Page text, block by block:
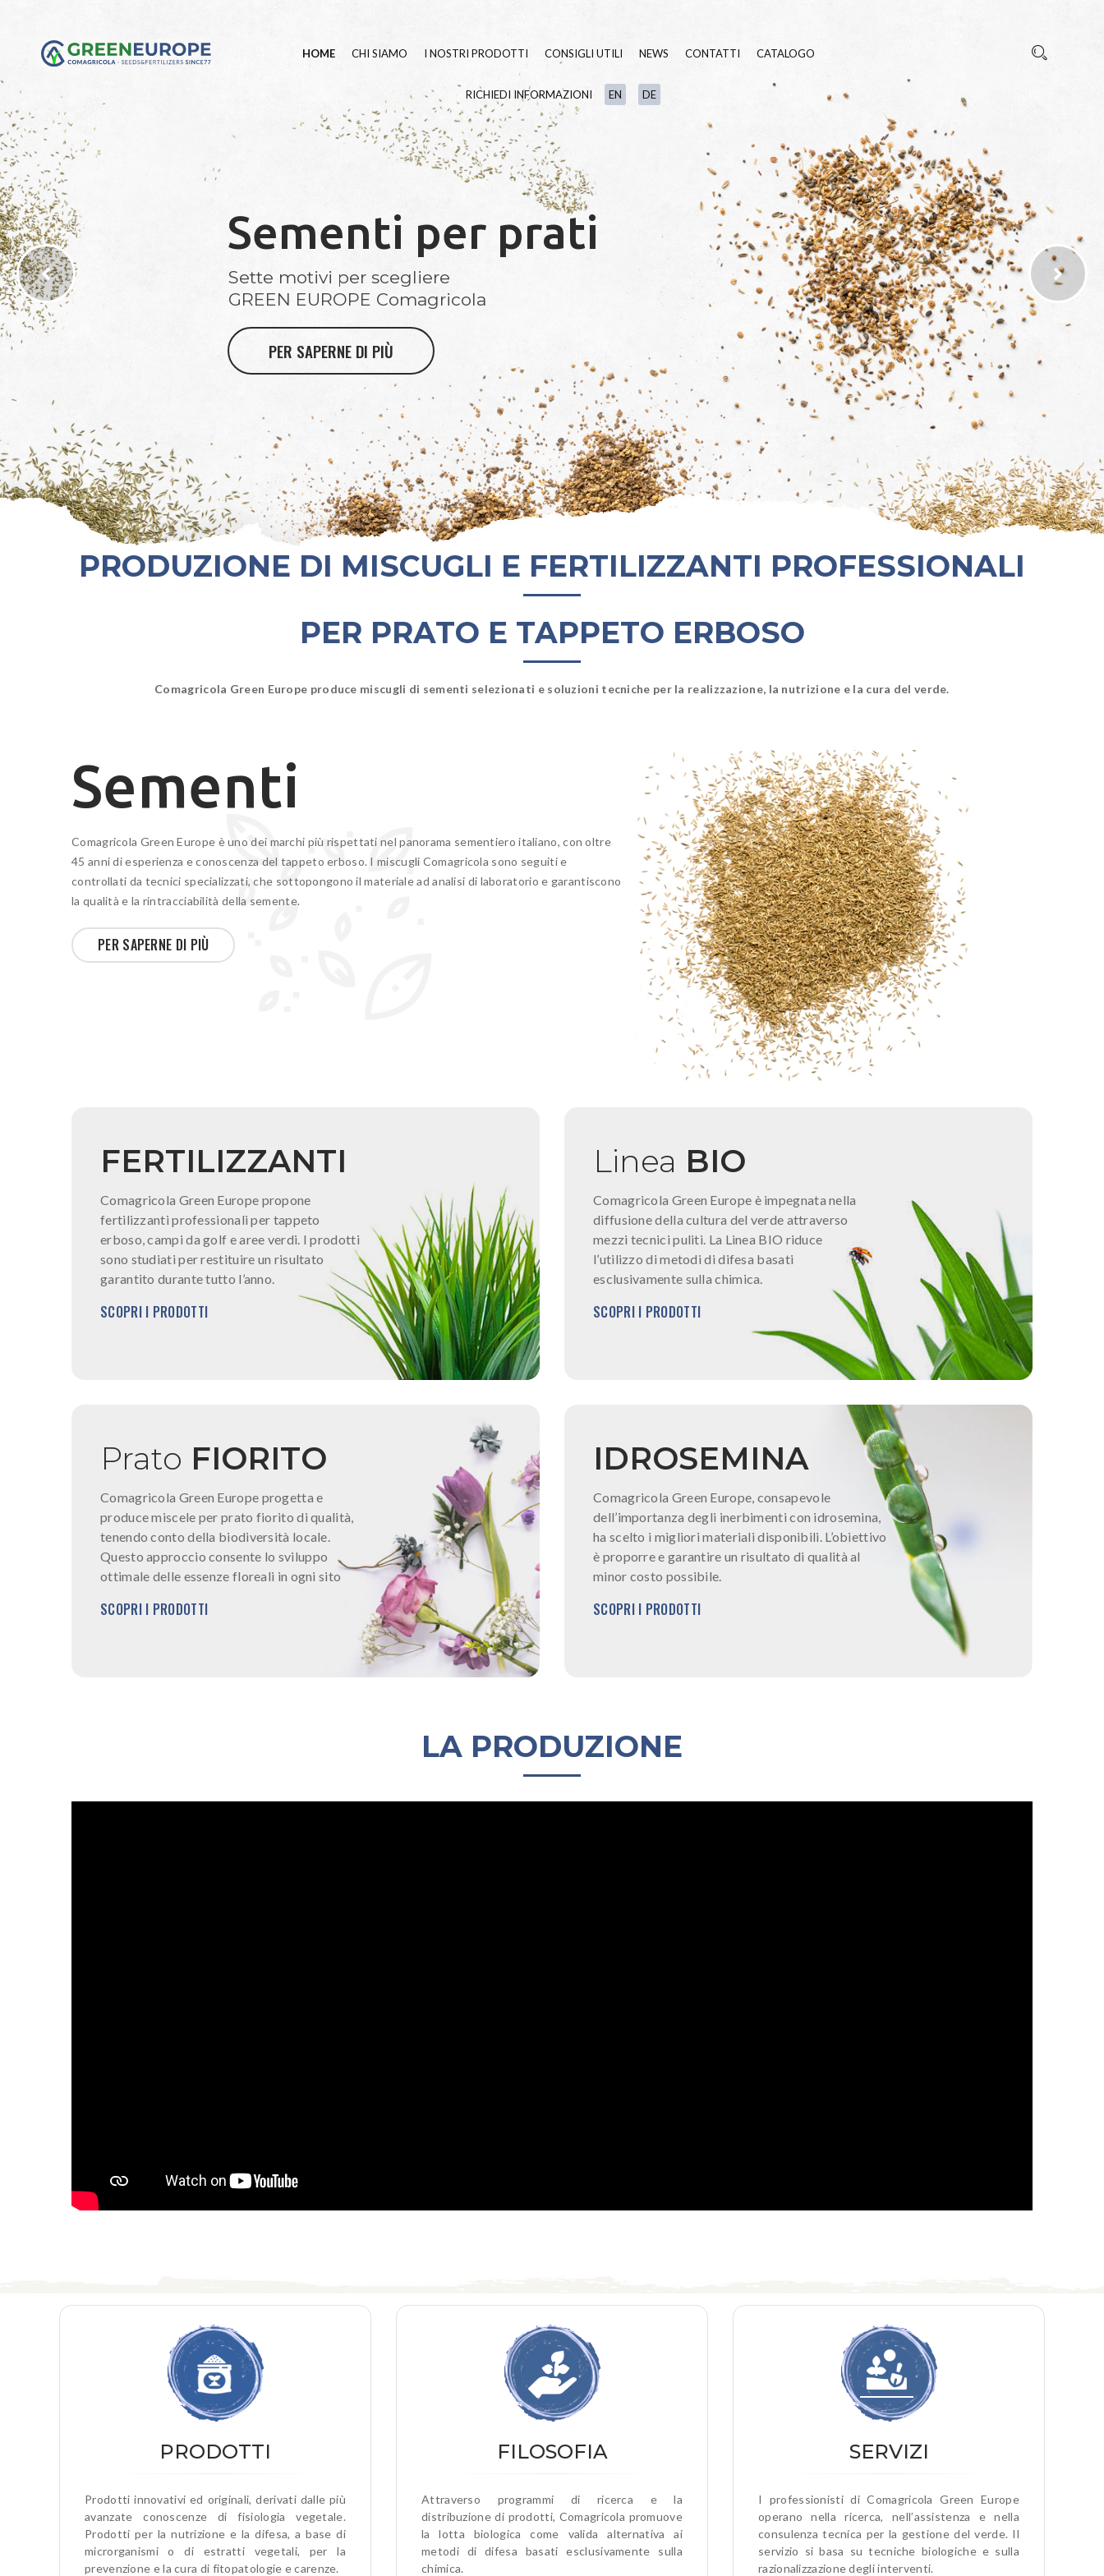
HOME CHI SIAMO I NOSTRI PRODOTTI
SEMENTI TAPPETO ERBOSO
BLUE
VARIETÀ IN PUREZZA
FERTILIZZANTI
LINEABIO
UMETTANTI E SURFATTANTI
PRATO FIORITO
PAESAGGIO
ORNAMENTALI
SPECIALI
RIPOPOLAZIONE INSETTI
IDROSEMINA
CONSIGLI UTILI NEWS CONTATTI CATALOGO
RICHIEDI INFORMAZIONI EN DE
Sette motivi per scegliere
GREEN EUROPE Comagricola
Sementi per prati
PER SAPERNE DI PIÙ
PRODUZIONE DI MISCUGLI E FERTILIZZANTI PROFESSIONALI
PER PRATO E TAPPETO ERBOSO
Comagricola Green Europe produce miscugli di sementi selezionati e soluzioni tecniche per la realizzazione, la nutrizione e la cura del verde.
Sementi
Comagricola Green Europe è uno dei marchi più rispettati nel panorama sementiero italiano, con oltre
45 anni di esperienza e conoscenza del tappeto erboso. I miscugli Comagricola sono seguiti e
controllati da tecnici specializzati, che sottopongono il materiale ad analisi di laboratorio e garantiscono
la qualità e la rintracciabilità della semente.
PER SAPERNE DI PIÙ
FERTILIZZANTI
Comagricola Green Europe propone
fertilizzanti professionali per tappeto
erboso, campi da golf e aree verdi. I prodotti
sono studiati per restituire un risultato
garantito durante tutto l’anno.
SCOPRI I PRODOTTI
Linea BIO
Comagricola Green Europe è impegnata nella
diffusione della cultura del verde attraverso
mezzi tecnici puliti. La Linea BIO riduce
l’utilizzo di metodi di difesa basati
esclusivamente sulla chimica.
SCOPRI I PRODOTTI
Prato FIORITO
Comagricola Green Europe progetta e
produce miscele per prato fiorito di qualità,
tenendo conto della biodiversità locale.
Questo approccio consente lo sviluppo
ottimale delle essenze floreali in ogni sito
SCOPRI I PRODOTTI
IDROSEMINA
Comagricola Green Europe, consapevole
dell’importanza degli inerbimenti con idrosemina,
ha scelto i migliori materiali disponibili. L’obiettivo
è proporre e garantire un risultato di qualità al
minor costo possibile.
SCOPRI I PRODOTTI
LA PRODUZIONE
PRODOTTI
Prodotti innovativi ed originali, derivati dalle più
avanzate conoscenze di fisiologia vegetale.
Prodotti per la nutrizione e la difesa, a base di
microrganismi o di estratti vegetali, per la
prevenzione e la cura di fitopatologie e carenze.
FILOSOFIA
Attraverso programmi di ricerca e la
distribuzione di prodotti, Comagricola promuove
la lotta biologica come valida alternativa ai
metodi di difesa basati esclusivamente sulla
chimica.
SERVIZI
I professionisti di Comagricola Green Europe
operano nella ricerca, nell’assistenza e nella
consulenza tecnica per la gestione del verde. Il
servizio si basa su tecniche biologiche e sulla
razionalizzazione degli interventi.